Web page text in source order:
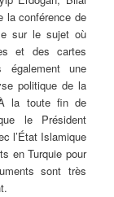
la conférence de
sur le sujet où
et des cartes
également une
politique de la
la toute fin de
le Président
l’État Islamique
en Turquie pour
sont très